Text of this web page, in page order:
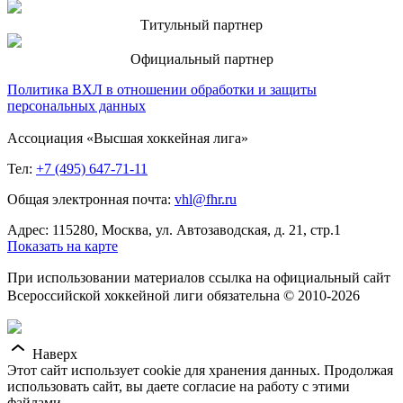
Титульный партнер
Официальный партнер
Политика ВХЛ в отношении обработки и защиты
персональных данных
Ассоциация «Высшая хоккейная лига»
Тел: +7 (495) 647-71-11
Общая электронная почта: vhl@fhr.ru
Адрес: 115280, Москва, ул. Автозаводская, д. 21, стр.1
Показать на карте
При использовании материалов ссылка на официальный сайт
Всероссийской хоккейной лиги обязательна © 2010-2026
Наверх
Этот сайт использует cookie для хранения данных. Продолжая
использовать сайт, вы даете согласие на работу с этими